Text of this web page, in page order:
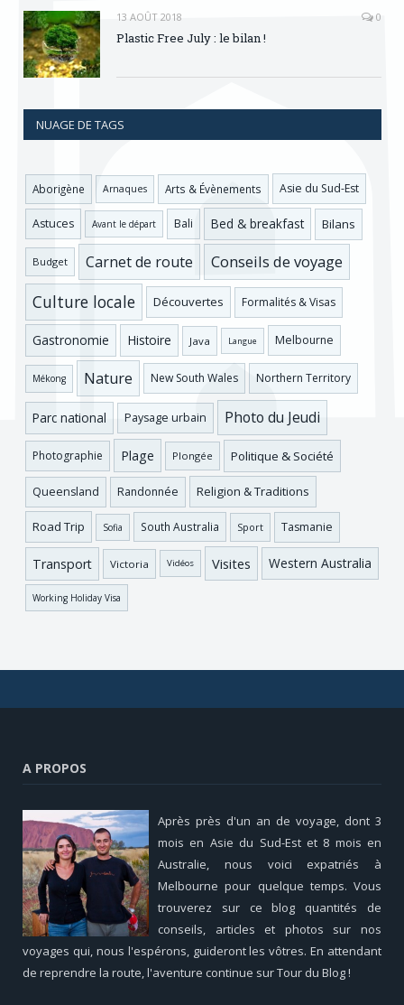
13 AOÛT 2018 0
Plastic Free July : le bilan !
NUAGE DE TAGS
Aborigène Arnaques Arts & Évènements Asie du Sud-Est
Astuces Avant le départ Bali Bed & breakfast Bilans
Budget Carnet de route Conseils de voyage
Culture locale Découvertes Formalités & Visas
Gastronomie Histoire Java Langue Melbourne
Mékong Nature New South Wales Northern Territory
Parc national Paysage urbain Photo du Jeudi
Photographie Plage Plongée Politique & Société
Queensland Randonnée Religion & Traditions
Road Trip Sofia South Australia Sport Tasmanie
Transport Victoria Vidéos Visites Western Australia
Working Holiday Visa
A PROPOS
Après près d'un an de voyage, dont 3
mois en Asie du Sud-Est et 8 mois en
Australie, nous voici expatriés à
Melbourne pour quelque temps. Vous
trouverez sur ce blog quantités de
conseils, articles et photos sur nos
voyages qui, nous l'espérons, guideront les vôtres. En attendant
de reprendre la route, l'aventure continue sur Tour du Blog !